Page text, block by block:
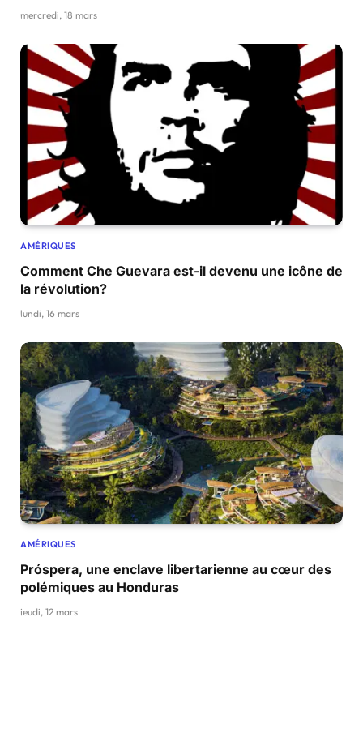
mercredi, 18 mars
AMÉRIQUES
Comment Che Guevara est-il devenu une icône de
la révolution?
lundi, 16 mars
AMÉRIQUES
Próspera, une enclave libertarienne au cœur des
polémiques au Honduras
jeudi, 12 mars